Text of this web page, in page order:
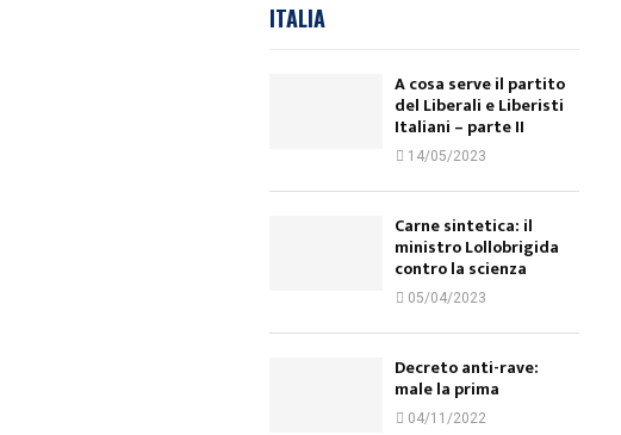
ITALIA
A cosa serve il partito
del Liberali e Liberisti
Italiani – parte II
14/05/2023
Carne sintetica: il
ministro Lollobrigida
contro la scienza
05/04/2023
Decreto anti-rave:
male la prima
04/11/2022